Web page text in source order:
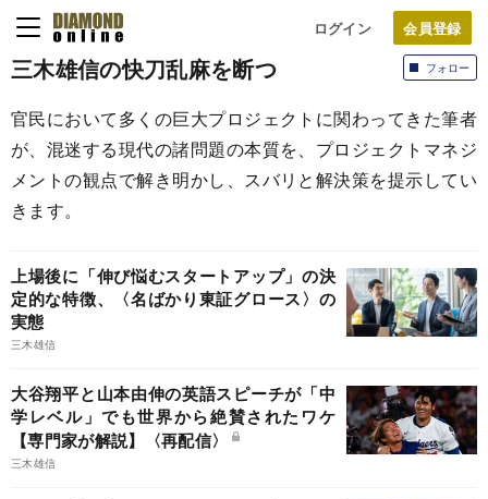
ログイン
フォロー
三木雄信の快刀乱麻を断つ
官民において多くの巨大プロジェクトに関わってきた筆者
が、混迷する現代の諸問題の本質を、プロジェクトマネジ
メントの観点で解き明かし、スバリと解決策を提示してい
きます。
上場後に「伸び悩むスタートアップ」の決
定的な特徴、〈名ばかり東証グロース〉の
実態
三木雄信
大谷翔平と山本由伸の英語スピーチが「中
学レベル」でも世界から絶賛されたワケ
【専門家が解説】〈再配信〉
三木雄信